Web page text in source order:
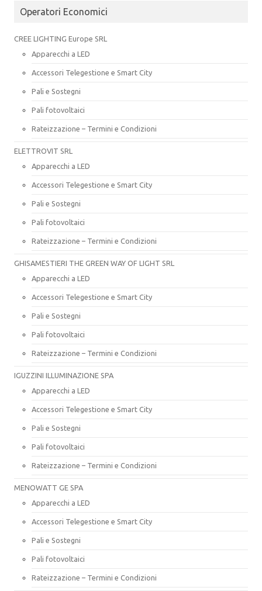
Operatori Economici
CREE LIGHTING Europe SRL
Apparecchi a LED
Accessori Telegestione e Smart City
Pali e Sostegni
Pali fotovoltaici
Rateizzazione – Termini e Condizioni
ELETTROVIT SRL
Apparecchi a LED
Accessori Telegestione e Smart City
Pali e Sostegni
Pali fotovoltaici
Rateizzazione – Termini e Condizioni
GHISAMESTIERI THE GREEN WAY OF LIGHT SRL
Apparecchi a LED
Accessori Telegestione e Smart City
Pali e Sostegni
Pali fotovoltaici
Rateizzazione – Termini e Condizioni
IGUZZINI ILLUMINAZIONE SPA
Apparecchi a LED
Accessori Telegestione e Smart City
Pali e Sostegni
Pali fotovoltaici
Rateizzazione – Termini e Condizioni
MENOWATT GE SPA
Apparecchi a LED
Accessori Telegestione e Smart City
Pali e Sostegni
Pali fotovoltaici
Rateizzazione – Termini e Condizioni